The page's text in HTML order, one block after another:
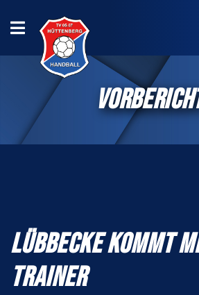
LÜBBECKE KOMMT
TRAINER